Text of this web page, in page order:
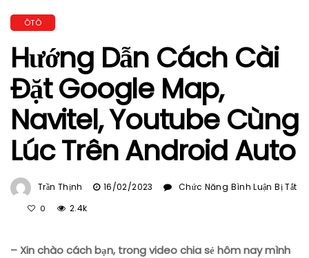
ÔTÔ
Hướng Dẫn Cách Cài
Đặt Google Map,
Navitel, Youtube Cùng
Lúc Trên Android Auto
Trần Thịnh 16/02/2023
Chức Năng Bình Luận Bị Tắt
Cách
0 2.4k
– Xin chào cách bạn, trong video chia sẻ hôm nay mình